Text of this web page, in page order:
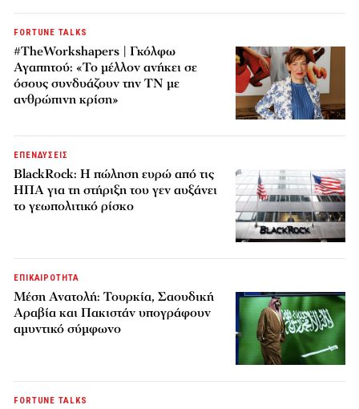
FORTUNE TALKS
#TheWorkshapers | Γκόλφω
Αγαπητού: «Το μέλλον ανήκει σε
όσους συνδυάζουν την ΤΝ με
ανθρώπινη κρίση»
ΕΠΕΝΔΥΣΕΙΣ
BlackRock: Η πώληση ευρώ από τις
ΗΠΑ για τη στήριξη του γεν αυξάνει
το γεωπολιτικό ρίσκο
ΕΠΙΚΑΙΡΟΤΗΤΑ
Μέση Ανατολή: Τουρκία, Σαουδική
Αραβία και Πακιστάν υπογράφουν
αμυντικό σύμφωνο
FORTUNE TALKS